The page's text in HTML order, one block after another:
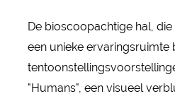
De bioscoopachtige hal,
een unieke ervaringsruimte
"Humans", een visueel